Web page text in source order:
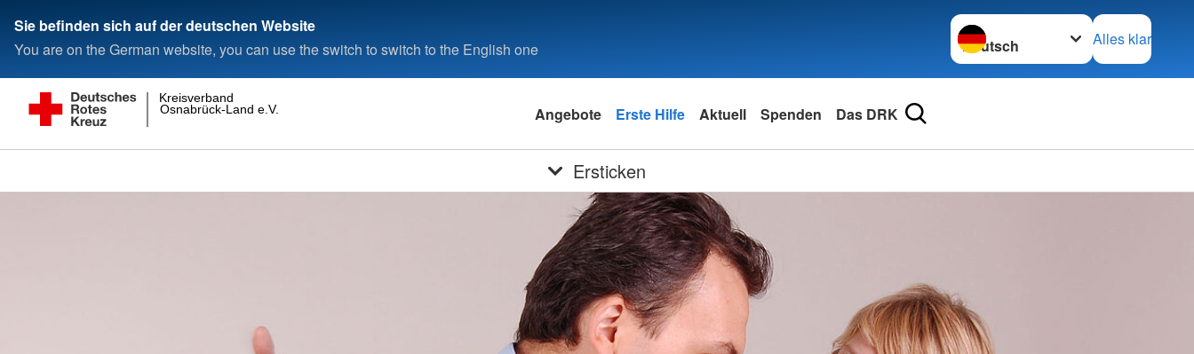
Sie befinden sich auf der deutschen Website
You are on the German website, you can use the switch to switch to the English one
Sprache wechseln zu
Alles klar
Osnabrück-Land e.V.
Kreisverband
Angebote Erste Hilfe Aktuell Spenden Das DRK
Ersticken